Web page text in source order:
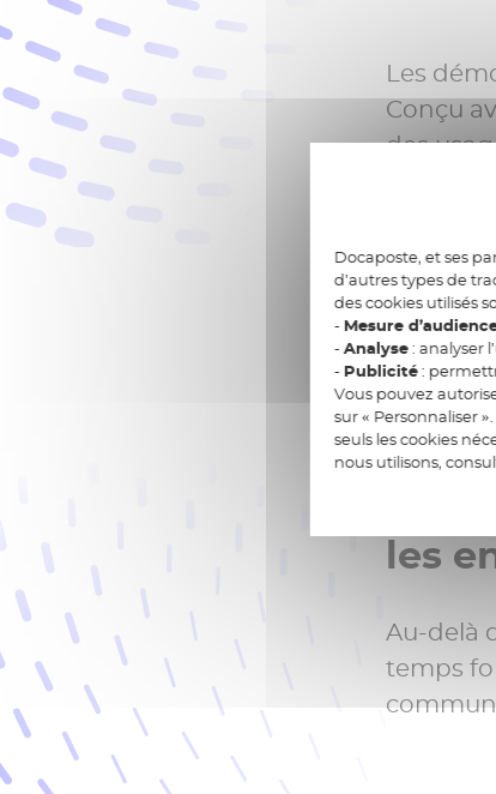
Les
Conçu
des
les
Au-delà
temps
Docaposte, et ses
d’autres types de
des cookies utilisés
-Mesure
-Analyse: analyser
-Publicité:
Vous pouvez
sur « Personnaliser
seuls les cookies
nous utilisons,